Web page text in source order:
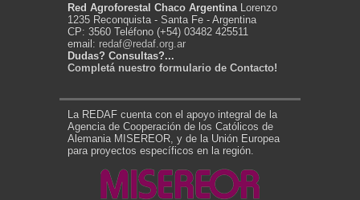
Red Agroforestal Chaco Argentina Lorenzo
1235 Reconquista - Santa Fe - Argentina
CP: 3560 Teléfono (+54) 03482 425511
email: redaf@redaf.org.ar
Dudas? Consultas?...
Completá nuestro formulario de Contacto!
La REDAF cuenta con el apoyo integral de la
Agencia de Cooperación de los Católicos de
Alemania MISEREOR, y de la Unión Europea
para proyectos específicos en la región.